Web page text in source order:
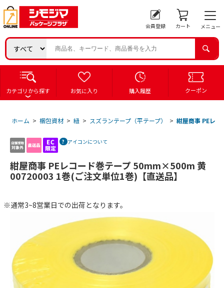
会員登録 カート メニュー
カテゴリから探す お気に入り 購入履歴 クーポン
ホーム > 梱包資材 > 紐 > スズランテープ（平テープ） > 紺屋商事 PEレ
アイコンについて
紺屋商事 PEレコード巻テープ 50mm×500m 黄
00720003 1巻(ご注文単位1巻)【直送品】
※通常3~8営業日での出荷となります。